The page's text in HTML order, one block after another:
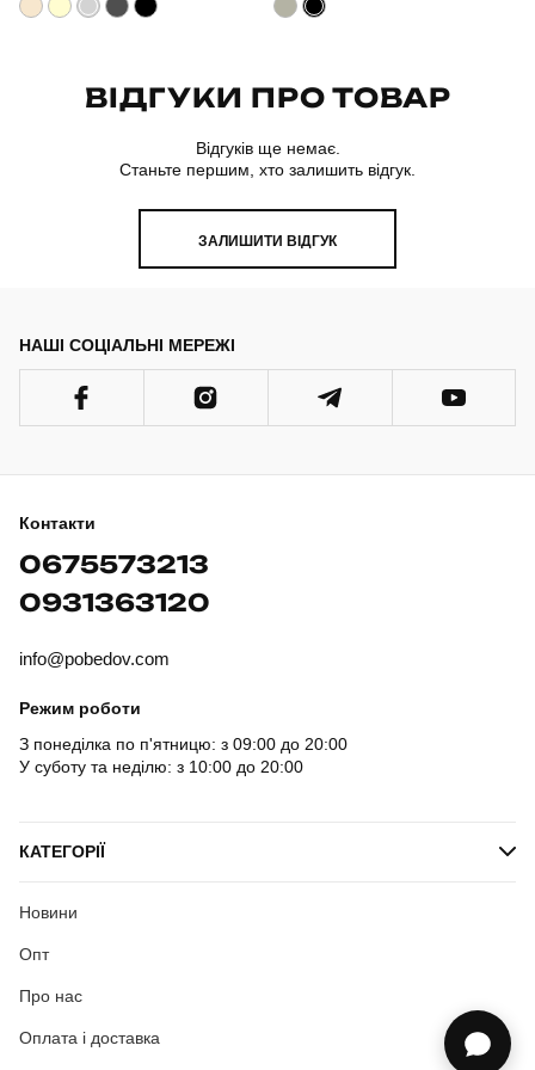
Країна - виробник
ВІДГУКИ ПРО ТОВАР
Відгуків ще немає.
Станьте першим, хто залишить відгук.
ЗАЛИШИТИ ВІДГУК
НАШІ СОЦІАЛЬНІ МЕРЕЖІ
Контакти
0675573213
0931363120
info@pobedov.com
Режим роботи
З понеділка по п'ятницю: з 09:00 до 20:00
У суботу та неділю: з 10:00 до 20:00
КАТЕГОРІЇ
Новини
Опт
Про нас
Оплата і доставка